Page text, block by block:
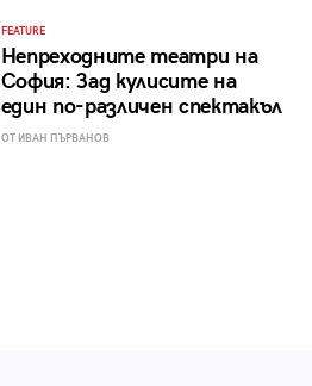
FEATURE
Непреходните театри на
София: Зад кулисите на
един по-различен спектакъл
ОТ ИВАН ПЪРВАНОВ